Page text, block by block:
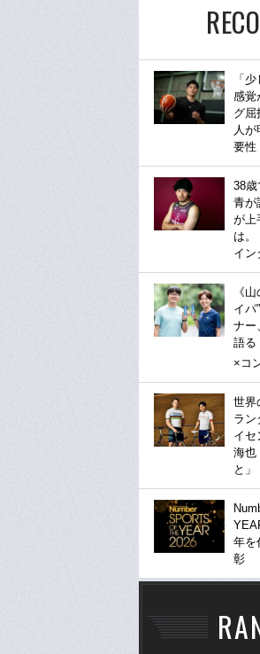
「
感覚
グ屈
人が
要性
38
青が
が上
は。
イン
《
イパ
ナー
語る
×コ
世界
ラン
イセ
海也
と
年を
彰